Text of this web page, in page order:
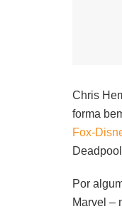
Chris
forma
Fox-
Por
Marvel –